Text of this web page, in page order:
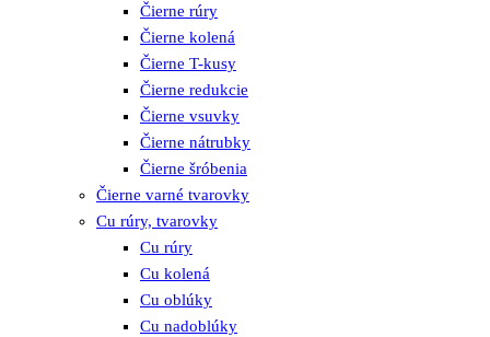
Čierne rúry
Čierne kolená
Čierne T-kusy
Čierne redukcie
Čierne vsuvky
Čierne nátrubky
Čierne šróbenia
Čierne varné tvarovky
Cu rúry, tvarovky
Cu rúry
Cu kolená
Cu oblúky
Cu nadoblúky